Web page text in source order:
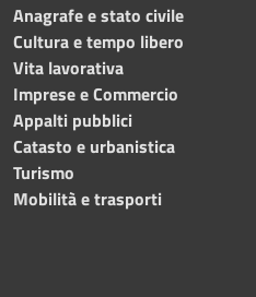
Anagrafe e stato civile
Cultura e tempo libero
Vita lavorativa
Imprese e Commercio
Appalti pubblici
Catasto e urbanistica
Turismo
Mobilità e trasporti